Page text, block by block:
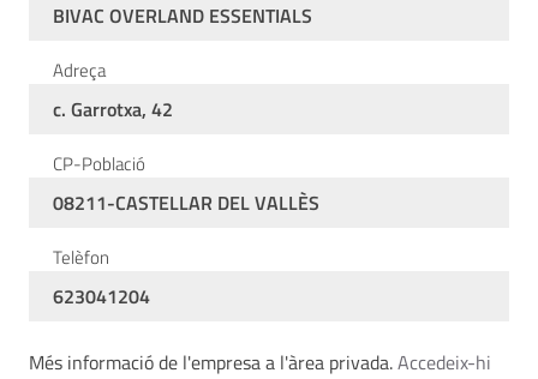
BIVAC OVERLAND ESSENTIALS
Adreça
c. Garrotxa, 42
CP-Població
08211-CASTELLAR DEL VALLÈS
Telèfon
623041204
Més informació de l'empresa a l'àrea privada.Accedeix-hi